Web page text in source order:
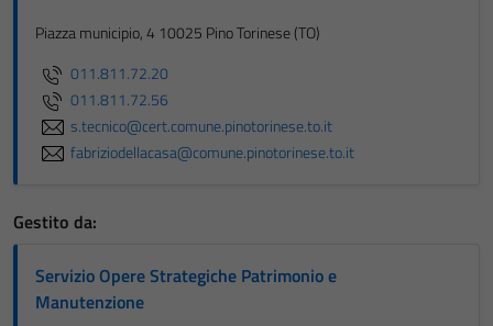
Piazza municipio, 4 10025 Pino Torinese (TO)
011.811.72.20
011.811.72.56
s.tecnico@cert.comune.pinotorinese.to.it
fabriziodellacasa@comune.pinotorinese.to.it
Gestito da:
Servizio Opere Strategiche Patrimonio e
Manutenzione